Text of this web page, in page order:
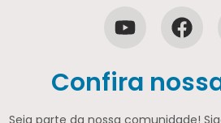
Confira
Seja parte da nossa comunidade!